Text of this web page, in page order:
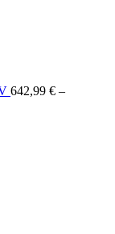
642,99 € –